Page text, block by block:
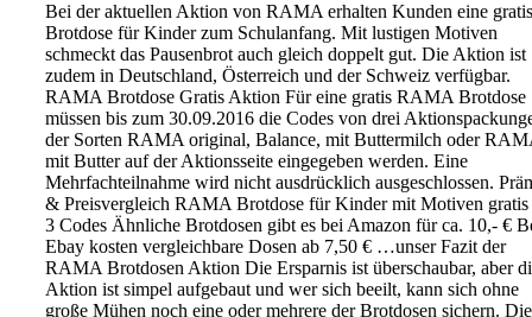
Bei der aktuellen Aktion von RAMA erhalten Kunden eine gratis
Brotdose für Kinder zum Schulanfang. Mit lustigen Motiven
schmeckt das Pausenbrot auch gleich doppelt gut. Die Aktion ist
zudem in Deutschland, Österreich und der Schweiz verfügbar.
RAMA Brotdose Gratis Aktion Für eine gratis RAMA Brotdose
müssen bis zum 30.09.2016 die Codes von drei
der Sorten RAMA original, Balance, mit Buttermilch oder
mit Butter auf der Aktionsseite eingegeben werden. Eine
Mehrfachteilnahme wird nicht ausdrücklich ausgeschlossen.
& Preisvergleich RAMA Brotdose für Kinder mit Motiven
3 Codes Ähnliche Brotdosen gibt es bei Amazon für ca. 10,- €
Ebay kosten vergleichbare Dosen ab 7,50 € …unser Fazit der
RAMA Brotdosen Aktion Die Ersparnis ist überschaubar, aber
Aktion ist simpel aufgebaut und wer sich beeilt, kann sich ohne
große Mühen noch eine oder mehrere der Brotdosen sichern. Die